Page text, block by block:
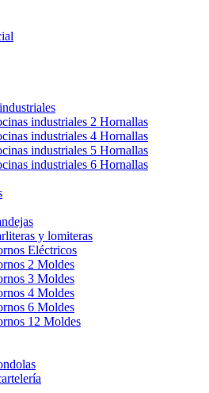
industriales 2 Hornallas
industriales 4 Hornallas
industriales 5 Hornallas
industriales 6 Hornallas
y lomiteras
Eléctricos
2 Moldes
3 Moldes
4 Moldes
6 Moldes
12 Moldes